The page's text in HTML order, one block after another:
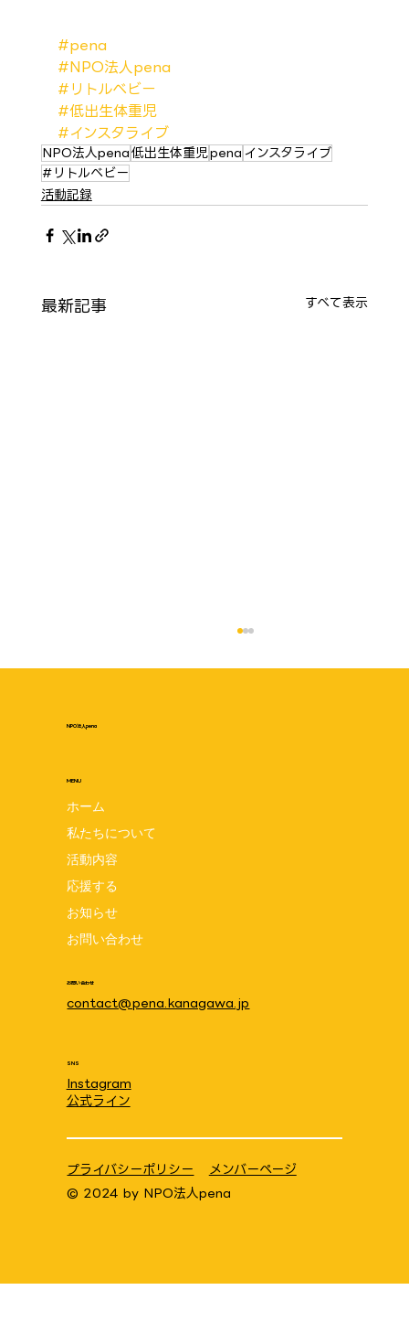
#pena
#NPO法人pena
#リトルベビー
#低出生体重児
#インスタライブ
NPO法人pena低出生体重児pena インスタライブ
#リトルベビー
活動記録
最新記事 すべて表示
pena設立5周年記念交流会 7月24日は
penaの誕生日☆みんなでお祝いしましょ
う♪ 8月1日(土)10:00~11:30 場所:笠間
地域ケアプラザ
NPO法人pena
MENU
ホーム
私たちについて
活動内容
応援する
お知らせ
お問い合わせ
お問い合わせ
contact@pena.kanagawa.jp
SNS
Instagram
公式ライン
© 2024 by NPO法人pena
プライバシーポリシー メンバーページ